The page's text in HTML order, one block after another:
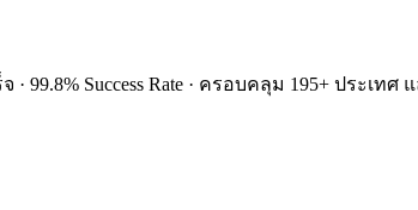
99.8% Success Rate · ครอบคลุม 195+ ประเทศ